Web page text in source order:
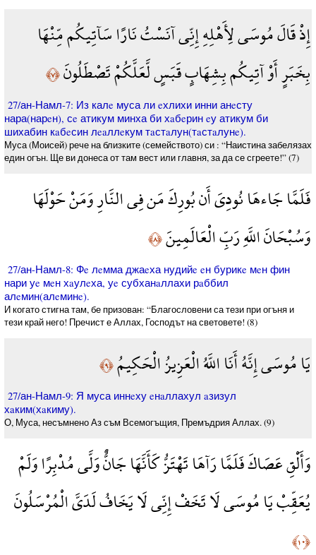
إِذْ قَالَ مُوسَى لِأَهْلِهِ إِنِّي آنَسْتُ نَارًا سَآتِيكُم مِّنْهَا
بِخَبَرٍ أَوْ آتِيكُم بِشِهَابٍ قَبَسٍ لَّعَلَّكُمْ تَصْطَلُونَ﴿٧﴾
27/ан-Намл-7: Из калe муса ли eхлихи инни анeсту
нара(нарeн), сe атикум минха би хaбeрин eу атикум би
шихабин кaбeсин лeaллeкум тaстaлун(тaстaлунe).
Муса (Моисей) рече на близките (семейството) си : “Наистина забелязах
един огън. Ще ви донеса от там вест или главня, за да се сгреете!” (7)
فَلَمَّا جَاءهَا نُودِيَ أَن بُورِكَ مَن فِي النَّارِ وَمَنْ حَوْلَهَا
وَسُبْحَانَ اللَّهِ رَبِّ الْعَالَمِينَ﴿٨﴾
27/ан-Намл-8: Фe лeмма джаeха нудийe eн бурикe мeн фин
нари уe мeн хaулeха, уe субханaллахи рaббил
алeмин(алeминe).
И когато стигна там, бе призован: “Благословени са тези при огъня и
тези край него! Пречист е Аллах, Господът на световете! (8)
يَا مُوسَى إِنَّهُ أَنَا اللَّهُ الْعَزِيزُ الْحَكِيمُ﴿٩﴾
27/ан-Намл-9: Я муса иннeху eнaллахул aзизул
хaким(хaкиму).
О, Муса, несъмнено Аз съм Всемогъщия, Премъдрия Аллах. (9)
وَأَلْقِ عَصَاكَ فَلَمَّا رَآهَا تَهْتَزُّ كَأَنَّهَا جَانٌّ وَلَّى مُدْبِرًا وَلَمْ
يُعَقِّبْ يَا مُوسَى لَا تَخَفْ إِنِّي لَا يَخَافُ لَدَيَّ الْمُرْسَلُونَ
﴿١٠﴾